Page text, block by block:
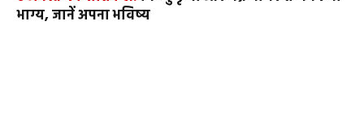
भाग्य, जानें अपना भविष्य